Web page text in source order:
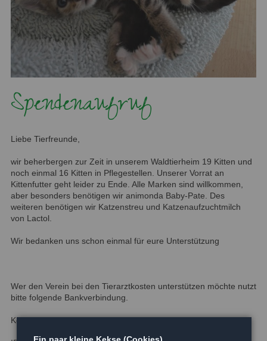
Spendenaufruf
Liebe Tierfreunde,
wir beherbergen zur Zeit in unserem Waldtierheim 19 Kitten und
noch einmal 16 Kitten in Pflegestellen. Unserer Vorrat an
Kittenfutter geht leider zu Ende. Alle Marken sind willkommen,
aber besonders benötigen wir animonda Baby-Pate. Des
weiteren benötigen wir Katzenstreu und Katzenaufzuchtmilch
von Lactol.
Wir bedanken uns schon einmal für eure Unterstützung
Wer den Verein bei den Tierarztkosten unterstützen möchte nutzt
bitte folgende Bankverbindung.
Kontoinhaber: Verein aktiver Tierfreunde e.V.